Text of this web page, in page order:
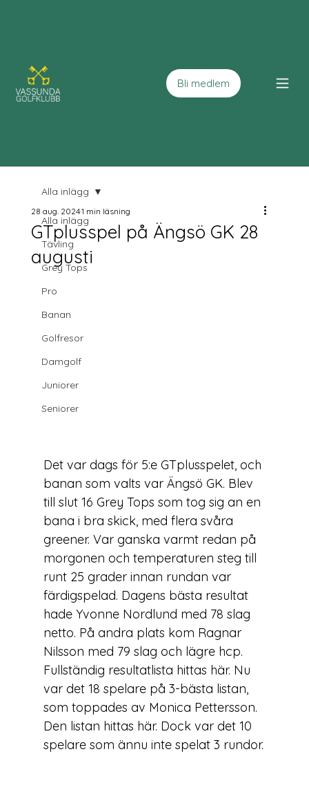
Bli medlem
Alla inlägg
Tävling
Grey Tops
Pro
Banan
Golfresor
Damgolf
Juniorer
Seniorer
Alla inlägg
GTplusspel på Ängsö GK 28
augusti
28 aug. 20241 min läsning
Det var dags för 5:e GTplusspelet, och
banan som valts var Ängsö GK. Blev
till slut 16 Grey Tops som tog sig an en
bana i bra skick, med flera svåra
greener. Var ganska varmt redan på
morgonen och temperaturen steg till
runt 25 grader innan rundan var
färdigspelad. Dagens bästa resultat
hade Yvonne Nordlund med 78 slag
netto. På andra plats kom Ragnar
Nilsson med 79 slag och lägre hcp.
Fullständig resultatlista hittas här. Nu
var det 18 spelare på 3-bästa listan,
som toppades av Monica Pettersson.
Den listan hittas här. Dock var det 10
spelare som ännu inte spelat 3 rundor.